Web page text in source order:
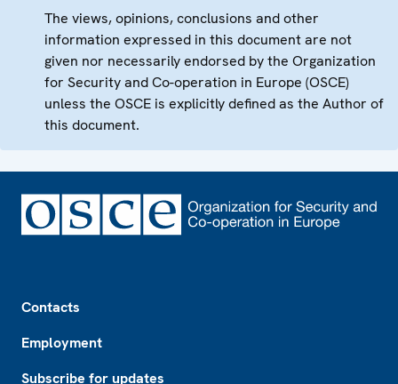
The views, opinions, conclusions and other
information expressed in this document are not
given nor necessarily endorsed by the Organization
for Security and Co-operation in Europe (OSCE)
unless the OSCE is explicitly defined as the Author of
this document.
Contacts
Employment
Subscribe for updates